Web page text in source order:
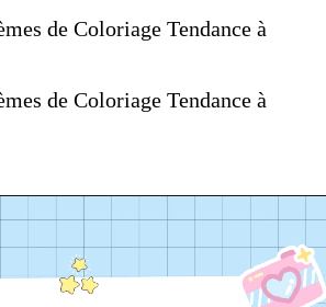
de Coloriage Tendance à
de Coloriage Tendance à